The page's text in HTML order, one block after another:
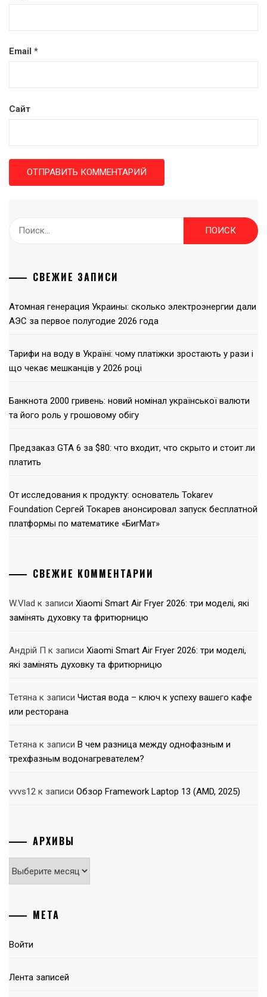
Email *
Сайт
СВЕЖИЕ ЗАПИСИ
Атомная генерация Украины: сколько электроэнергии дали
АЭС за первое полугодие 2026 года
Тарифи на воду в Україні: чому платіжки зростають у рази і
що чекає мешканців у 2026 році
Банкнота 2000 гривень: новий номінал української валюти
та його роль у грошовому обігу
Предзаказ GTA 6 за $80: что входит, что скрыто и стоит ли
платить
От исследования к продукту: основатель Tokarev
Foundation Сергей Токарев анонсировал запуск бесплатной
платформы по математике «БигМат»
СВЕЖИЕ КОММЕНТАРИИ
W.Vlad к записи Xiaomi Smart Air Fryer 2026: три моделі, які
замінять духовку та фритюрницю
Андрій П к записи Xiaomi Smart Air Fryer 2026: три моделі,
які замінять духовку та фритюрницю
Тетяна к записи Чистая вода – ключ к успеху вашего кафе
или ресторана
Тетяна к записи В чем разница между однофазным и
трехфазным водонагревателем?
vvvs12 к записи Обзор Framework Laptop 13 (AMD, 2025)
АРХИВЫ
Архивы
МЕТА
Войти
Лента записей